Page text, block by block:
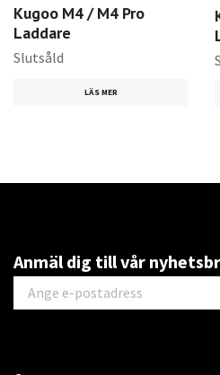
Kugoo M4 / M4 Pro
Laddare
Slutsåld
LÄS MER
Anmäl dig till vår